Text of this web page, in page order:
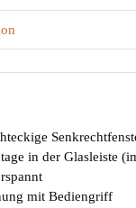
in der Glasleiste
mit Bediengriff